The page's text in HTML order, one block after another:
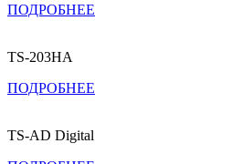
ПОДРОБНЕЕ
TS-203HA
ПОДРОБНЕЕ
TS-AD Digital